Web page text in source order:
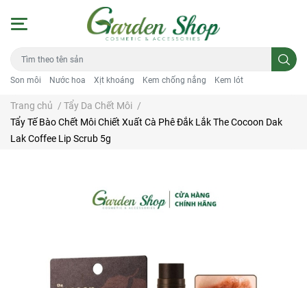
Son môi Nước hoa Xịt khoáng Kem chống nắng Kem lót
Trang chủ / Tẩy Da Chết Môi /
Tẩy Tế Bào Chết Môi Chiết Xuất Cà Phê Đắk Lắk The Cocoon Dak
Lak Coffee Lip Scrub 5g